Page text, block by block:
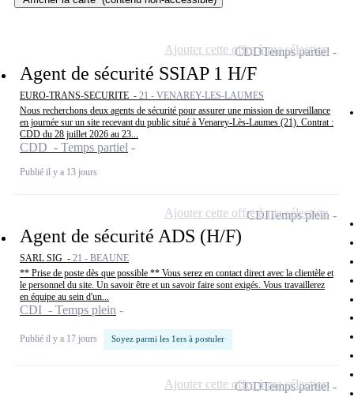
Agent de sécurité SSIAP 1 H/F
EURO-TRANS-SECURITE - 21 - VENAREY-LES-LAUMES
Nous recherchons deux agents de sécurité pour assurer une mission de surveillance
en journée sur un site recevant du public situé à Venarey-Lès-Laumes (21). Contrat :
CDD du 28 juillet 2026 au 23...
CDD - Temps partiel
Publié il y a 13 jours
CDDTemps partiel
Ajouter cette offre à ma sélection
Agent de sécurité ADS (H/F)
SARL SIG - 21 - BEAUNE
** Prise de poste dès que possible ** Vous serez en contact direct avec la clientèle et
le personnel du site. Un savoir être et un savoir faire sont exigés. Vous travaillerez
en équipe au sein d'un...
CDI - Temps plein
Publié il y a 17 jours Soyez parmi les 1ers à postuler
CDITemps plein
Ajouter cette offre à ma sélection
CDDTemps partiel
Ajouter cette offre à ma sélection